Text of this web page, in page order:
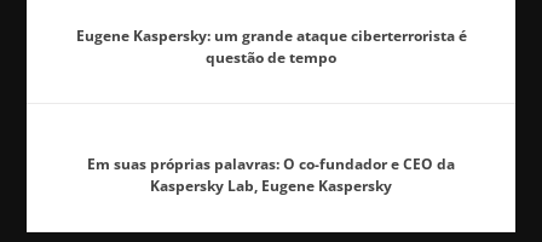
Eugene Kaspersky: um grande ataque ciberterrorista é
questão de tempo
Em suas próprias palavras: O co-fundador e CEO da
Kaspersky Lab, Eugene Kaspersky